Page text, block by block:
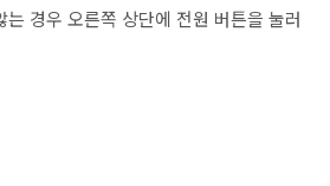
경우 오른쪽 상단에 전원 버튼을 눌러